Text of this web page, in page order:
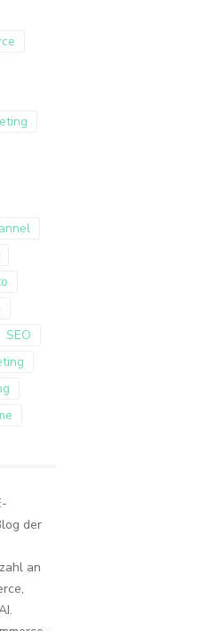
SEO
der
an